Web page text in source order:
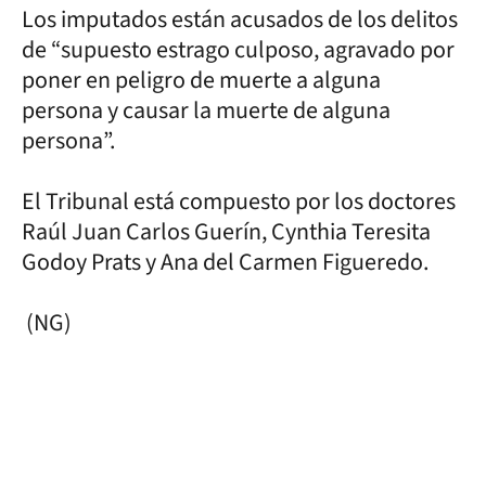
Los imputados están acusados de los delitos
de “supuesto estrago culposo, agravado por
poner en peligro de muerte a alguna
persona y causar la muerte de alguna
persona”.
El Tribunal está compuesto por los doctores
Raúl Juan Carlos Guerín, Cynthia Teresita
Godoy Prats y Ana del Carmen Figueredo.
(NG)